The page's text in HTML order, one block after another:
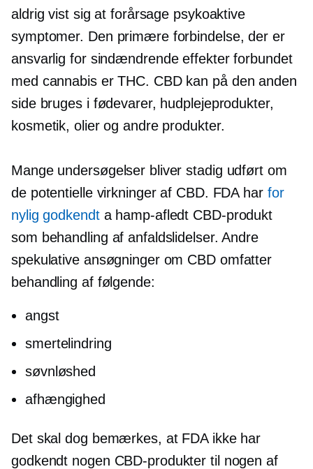
aldrig vist sig at forårsage psykoaktive
symptomer. Den primære forbindelse, der er
ansvarlig for sindændrendeeffekter forbundet
med cannabis er THC. CBD kan på den anden
side bruges i fødevarer, hudplejeprodukter,
kosmetik, olier og andre produkter.
Mange undersøgelser bliver stadig udført om
de potentielle virkninger af CBD. FDA har for
nylig godkendta hamp-afledt CBD-produkt
som behandling af anfaldslidelser. Andre
spekulative ansøgninger om CBD omfatter
behandling af følgende:
angst
smertelindring
søvnløshed
afhængighed
Det skal dog bemærkes, at FDA ikke har
godkendt nogen CBD-produkter til nogen af ​​